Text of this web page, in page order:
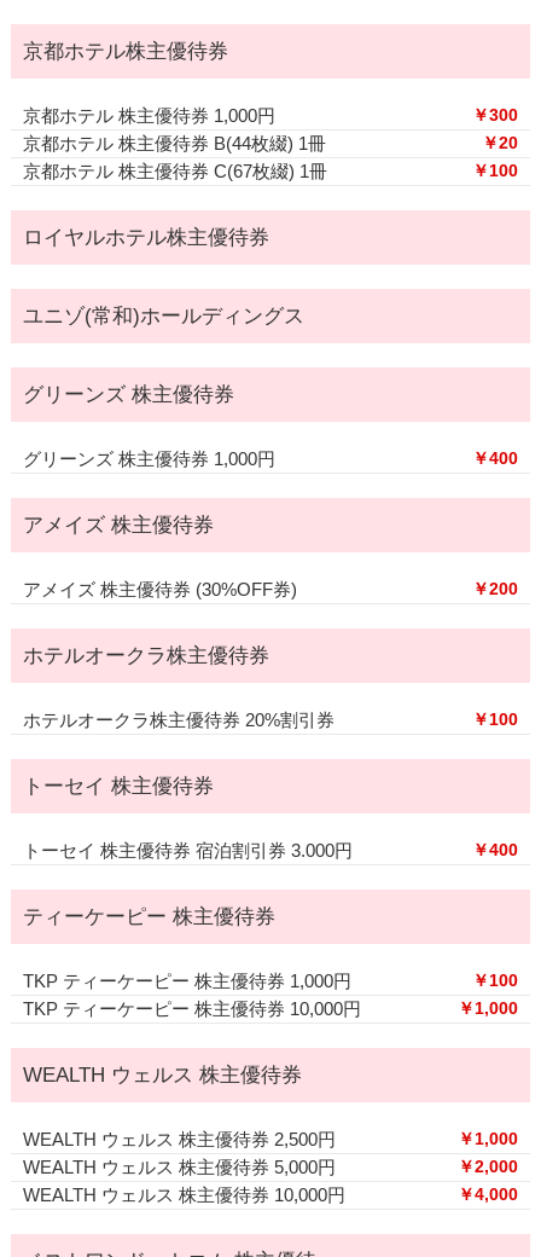
京都ホテル株主優待券
京都ホテル 株主優待券 1,000円 ￥300
京都ホテル 株主優待券 B(44枚綴) 1冊 ￥20
京都ホテル 株主優待券 C(67枚綴) 1冊 ￥100
ロイヤルホテル株主優待券
ユニゾ(常和)ホールディングス
グリーンズ 株主優待券
グリーンズ 株主優待券 1,000円 ￥400
アメイズ 株主優待券
アメイズ 株主優待券 (30%OFF券) ￥200
ホテルオークラ株主優待券
ホテルオークラ株主優待券 20%割引券 ￥100
トーセイ 株主優待券
トーセイ 株主優待券 宿泊割引券 3.000円 ￥400
ティーケーピー 株主優待券
TKP ティーケーピー 株主優待券 1,000円 ￥100
TKP ティーケーピー 株主優待券 10,000円 ￥1,000
WEALTH ウェルス 株主優待券
WEALTH ウェルス 株主優待券 2,500円 ￥1,000
WEALTH ウェルス 株主優待券 5,000円 ￥2,000
WEALTH ウェルス 株主優待券 10,000円 ￥4,000